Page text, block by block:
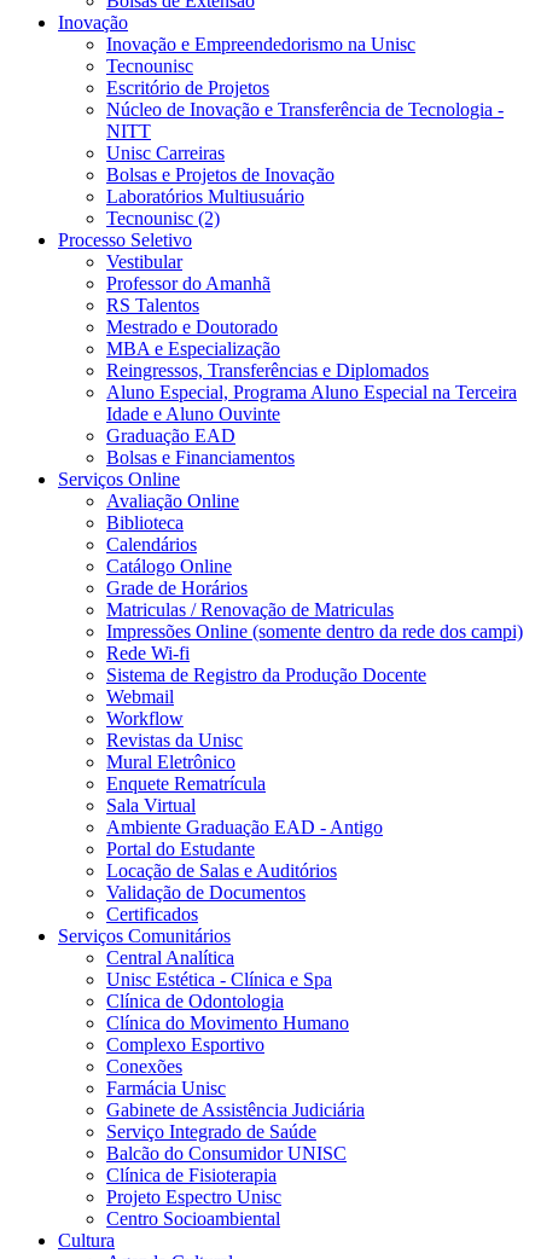
Inovação
Inovação e Empreendedorismo na Unisc
Tecnounisc
Escritório de Projetos
Núcleo de Inovação e Transferência de Tecnologia -
NITT
Unisc Carreiras
Bolsas e Projetos de Inovação
Laboratórios Multiusuário
Tecnounisc (2)
Processo Seletivo
Vestibular
Professor do Amanhã
RS Talentos
Mestrado e Doutorado
MBA e Especialização
Reingressos, Transferências e Diplomados
Aluno Especial, Programa Aluno Especial na Terceira
Idade e Aluno Ouvinte
Graduação EAD
Bolsas e Financiamentos
Serviços Online
Avaliação Online
Biblioteca
Calendários
Catálogo Online
Grade de Horários
Matriculas / Renovação de Matriculas
Impressões Online (somente dentro da rede dos campi)
Rede Wi-fi
Sistema de Registro da Produção Docente
Webmail
Workflow
Revistas da Unisc
Mural Eletrônico
Enquete Rematrícula
Sala Virtual
Ambiente Graduação EAD - Antigo
Portal do Estudante
Locação de Salas e Auditórios
Validação de Documentos
Certificados
Serviços Comunitários
Central Analítica
Unisc Estética - Clínica e Spa
Clínica de Odontologia
Clínica do Movimento Humano
Complexo Esportivo
Conexões
Farmácia Unisc
Gabinete de Assistência Judiciária
Serviço Integrado de Saúde
Balcão do Consumidor UNISC
Clínica de Fisioterapia
Projeto Espectro Unisc
Centro Socioambiental
Cultura